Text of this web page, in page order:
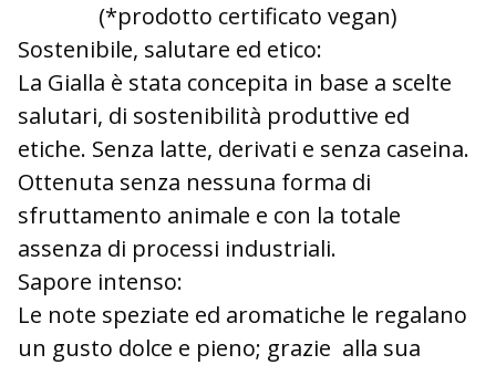
(*prodotto certificato vegan)
Sostenibile, salutare ed etico:
La Gialla è stata concepita in base a scelte
salutari, di sostenibilità produttive ed
etiche. Senza latte, derivati e senza caseina.
Ottenuta senza nessuna forma di
sfruttamento animale e con la totale
assenza di processi industriali.
Sapore intenso:
Le note speziate ed aromatiche le regalano
un gusto dolce e pieno; grazie alla sua